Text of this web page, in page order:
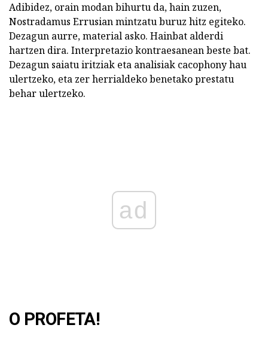
Adibidez, orain modan bihurtu da, hain zuzen,
Nostradamus Errusian mintzatu buruz hitz egiteko.
Dezagun aurre, material asko. Hainbat alderdi
hartzen dira. Interpretazio kontraesanean beste bat.
Dezagun saiatu iritziak eta analisiak cacophony hau
ulertzeko, eta zer herrialdeko benetako prestatu
behar ulertzeko.
ad
O PROFETA!